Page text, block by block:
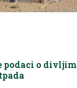
podaci o divljim